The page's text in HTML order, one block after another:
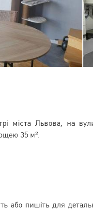
міста Львова, на
35 м².
або пишіть для